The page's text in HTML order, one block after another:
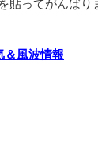
貼ってがんば
＆風波情報